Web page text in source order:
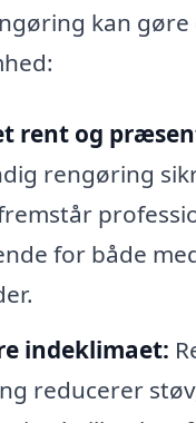
kan
rent og
rengøring
for både
indeklimaet:
reducerer